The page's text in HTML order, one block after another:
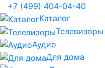
+7 (499) 404-04-40
Каталог
Телевизоры
Аудио
Для дома